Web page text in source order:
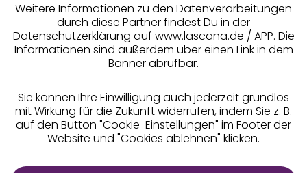
Weitere Informationen zu den Datenverarbeitungen
durch diese Partner findest Du in der
Datenschutzerklärung auf www.lascana.de / APP. Die
Informationen sind außerdem über einen Link in dem
Banner abrufbar.
Sie können Ihre Einwilligung auch jederzeit grundlos
mit Wirkung für die Zukunft widerrufen, indem Sie z. B.
auf den Button "Cookie-Einstellungen" im Footer der
Website und "Cookies ablehnen" klicken.